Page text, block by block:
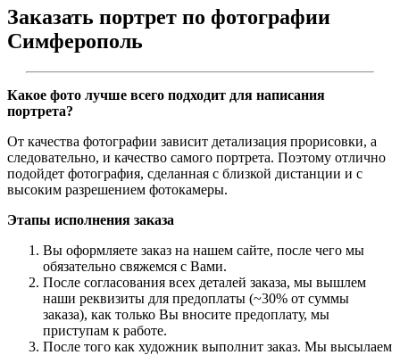
Заказать портрет по фотографии
Симферополь
Какое фото лучше всего подходит для написания
портрета?
От качества фотографии зависит детализация прорисовки, а
следовательно, и качество самого портрета. Поэтому отлично
подойдет фотография, сделанная с близкой дистанции и с
высоким разрешением фотокамеры.
Этапы исполнения заказа
Вы оформляете заказ на нашем сайте, после чего мы
обязательно свяжемся с Вами.
После согласования всех деталей заказа, мы вышлем
наши реквизиты для предоплаты (~30% от суммы
заказа), как только Вы вносите предоплату, мы
приступам к работе.
После того как художник выполнит заказ. Мы высылаем